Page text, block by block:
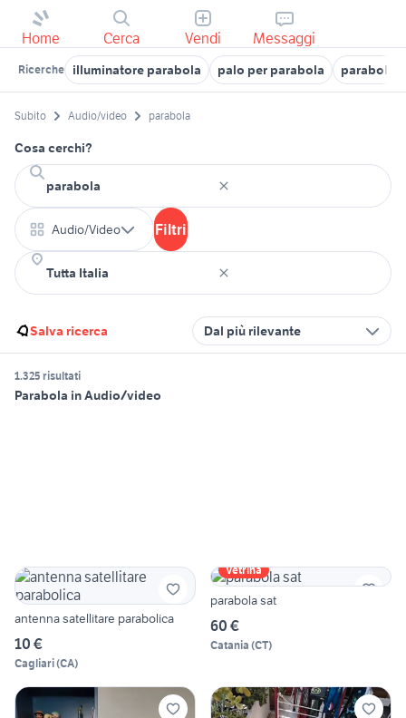
Home Cerca Vendi Messaggi
Ricerche illuminatore parabola palo per parabola parabola
Subito Audio/video parabola
Cosa cerchi?
Audio/Video Filtri
Salva ricerca Dal più rilevante
1.325 risultati
Parabola in Audio/video
antenna satellitare parabolica
10 €
Cagliari(CA)
Vetrina
parabola sat
60 €
Catania (CT)